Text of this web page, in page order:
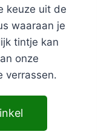
keuze uit de
waaraan je
tintje kan
onze
verrassen.